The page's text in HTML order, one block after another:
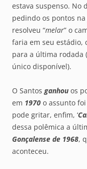
estava suspenso. No
pedindo os pontos
resolveu “melar” o
faria em seu estádio,
para a última rodada
único disponível).
O Santos ganhou os
em 1970 o assunto
pode gritar, enfim, ‘
dessa polêmica a
Gonçalense de 1968,
aconteceu.